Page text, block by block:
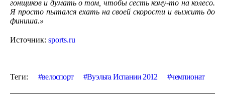
гонщиков и думать о том, чтобы сесть кому-то на колесо.
Я просто пытался ехать на своей скорости и выжить до
финиша.»
Источник: sports.ru
Теги: велоспорт Вуэльта Испании 2012 чемпионат